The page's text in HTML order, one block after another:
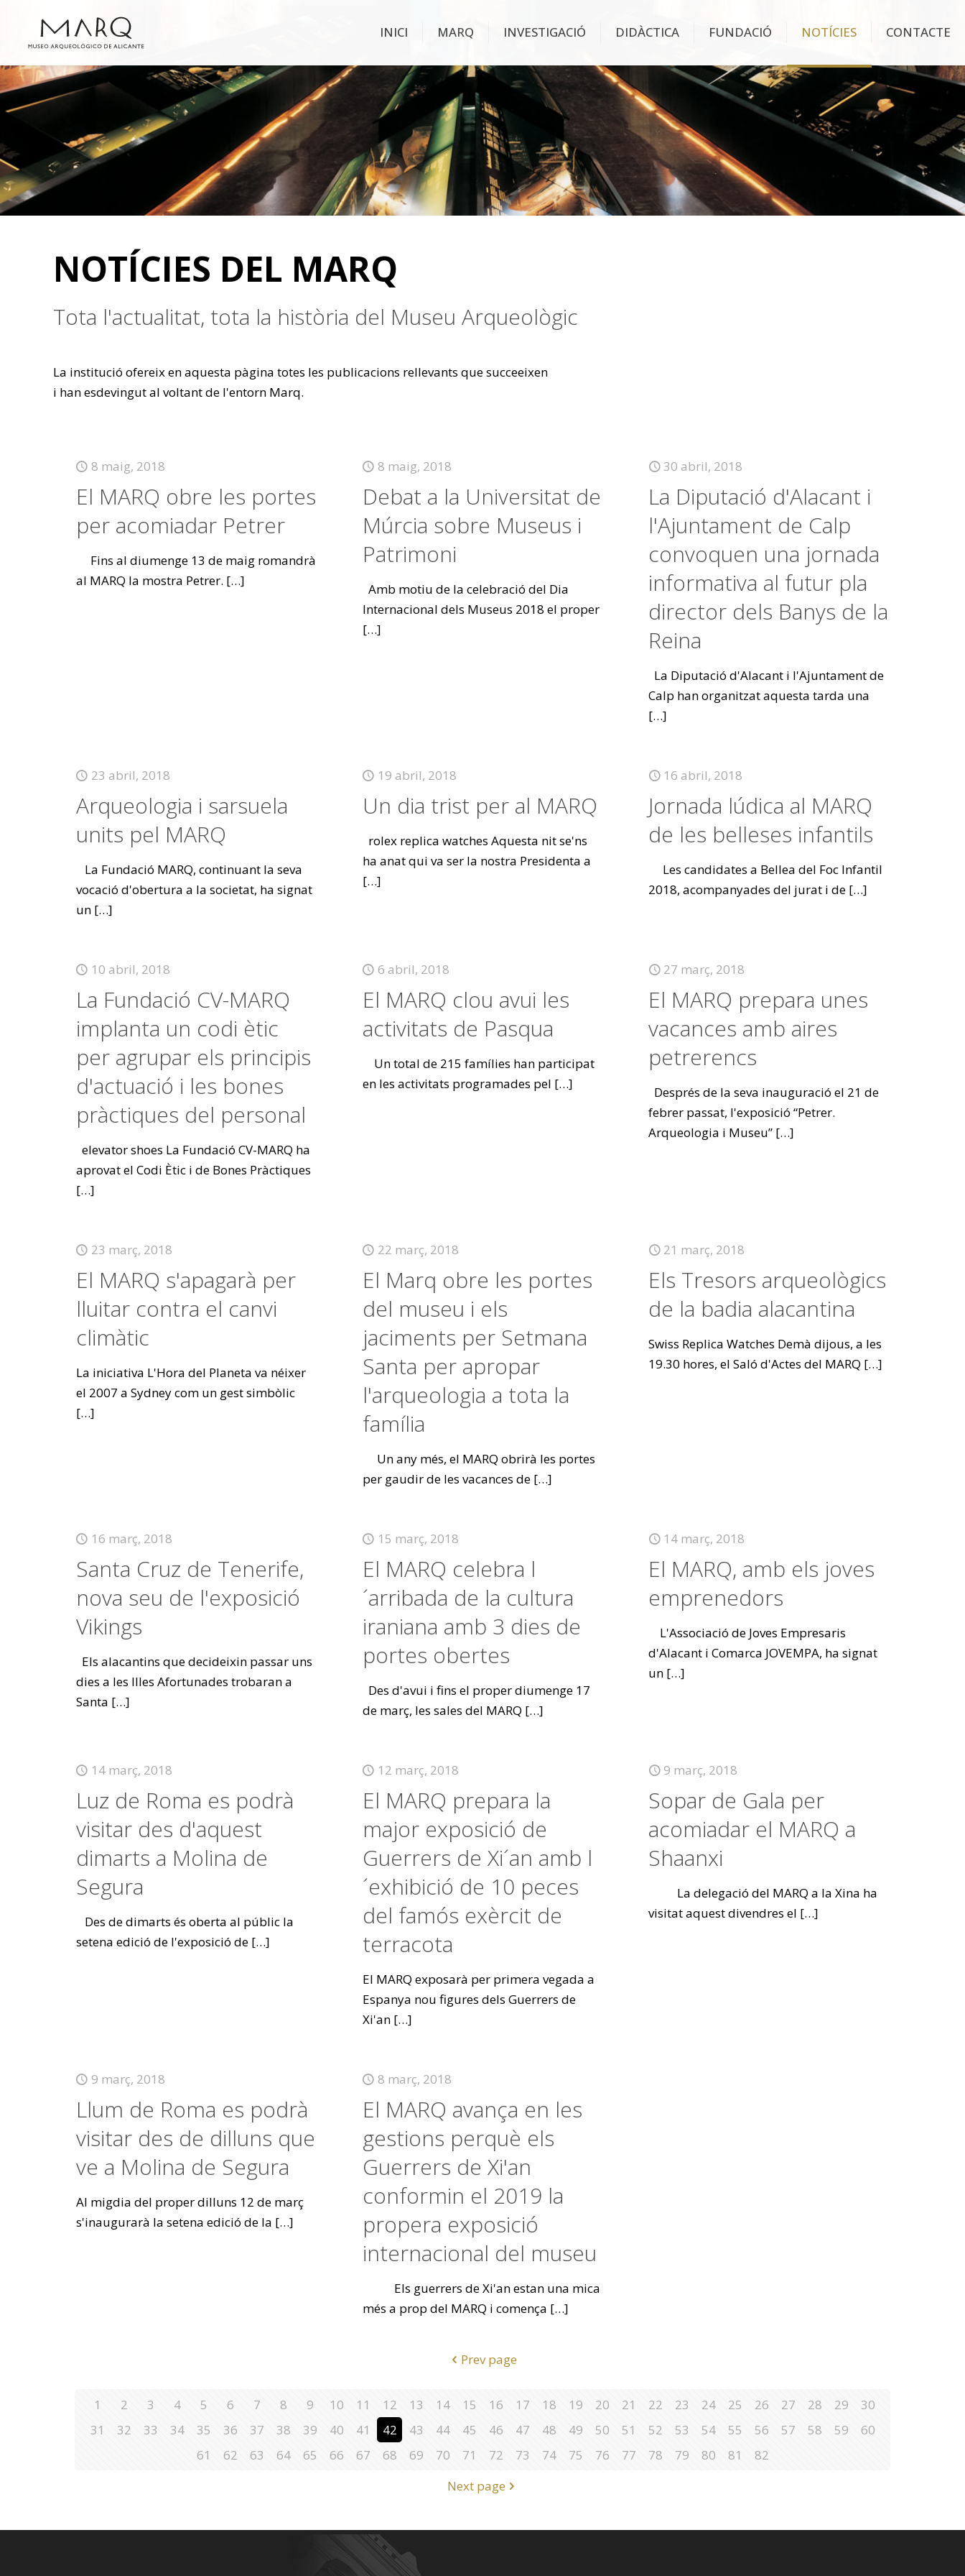
INICI MARQ INVESTIGACIÓ DIDÀCTICA FUNDACIÓ NOTÍCIES CONTACTE
NOTÍCIES DEL MARQ
Tota l'actualitat, tota la història del Museu Arqueològic
La institució ofereix en aquesta pàgina totes les publicacions rellevants que succeeixen
i han esdevingut al voltant de l'entorn Marq.
8 maig, 2018
El MARQ obre les portes
per acomiadar Petrer
Fins al diumenge 13 de maig romandrà
al MARQ la mostra Petrer. […]
8 maig, 2018
Debat a la Universitat de
Múrcia sobre Museus i
Patrimoni
Amb motiu de la celebració del Dia
Internacional dels Museus 2018 el proper
[…]
30 abril, 2018
La Diputació d'Alacant i
l'Ajuntament de Calp
convoquen una jornada
informativa al futur pla
director dels Banys de la
Reina
La Diputació d'Alacant i l'Ajuntament de
Calp han organitzat aquesta tarda una
[…]
23 abril, 2018
Arqueologia i sarsuela
units pel MARQ
La Fundació MARQ, continuant la seva
vocació d'obertura a la societat, ha signat
un[…]
19 abril, 2018
Un dia trist per al MARQ
rolex replica watches Aquesta nit se'ns
ha anat qui va ser la nostra Presidenta a
[…]
16 abril, 2018
Jornada lúdica al MARQ
de les belleses infantils
Les candidates a Bellea del Foc Infantil
2018, acompanyades del jurat i de […]
10 abril, 2018
La Fundació CV-MARQ
implanta un codi ètic
per agrupar els principis
d'actuació i les bones
pràctiques del personal
elevator shoes La Fundació CV-MARQ ha
aprovat el Codi Ètic i de Bones Pràctiques
[…]
6 abril, 2018
El MARQ clou avui les
activitats de Pasqua
Un total de 215 famílies han participat
en les activitats programades pel […]
27 març, 2018
El MARQ prepara unes
vacances amb aires
petrerencs
Després de la seva inauguració el 21 de
febrer passat, l'exposició “Petrer.
Arqueologia i Museu” […]
23 març, 2018
El MARQ s'apagarà per
lluitar contra el canvi
climàtic
La iniciativa L'Hora del Planeta va néixer
el 2007 a Sydney com un gest simbòlic
[…]
22 març, 2018
El Marq obre les portes
del museu i els
jaciments per Setmana
Santa per apropar
l'arqueologia a tota la
família
Un any més, el MARQ obrirà les portes
per gaudir de les vacances de[…]
21 març, 2018
Els Tresors arqueològics
de la badia alacantina
Swiss Replica Watches Demà dijous, a les
19.30 hores, el Saló d'Actes del MARQ […]
16 març, 2018
Santa Cruz de Tenerife,
nova seu de l'exposició
Vikings
Els alacantins que decideixin passar uns
dies a les Illes Afortunades trobaran a
Santa […]
15 març, 2018
El MARQ celebra l
´arribada de la cultura
iraniana amb 3 dies de
portes obertes
Des d'avui i fins el proper diumenge 17
de març, les sales del MARQ […]
14 març, 2018
El MARQ, amb els joves
emprenedors
L'Associació de Joves Empresaris
d'Alacant i Comarca JOVEMPA, ha signat
un […]
14 març, 2018
Luz de Roma es podrà
visitar des d'aquest
dimarts a Molina de
Segura
Des de dimarts és oberta al públic la
setena edició de l'exposició de[…]
12 març, 2018
El MARQ prepara la
major exposició de
Guerrers de Xi´an amb l
´exhibició de 10 peces
del famós exèrcit de
terracota
El MARQ exposarà per primera vegada a
Espanya nou figures dels Guerrers de
Xi'an[…]
9 març, 2018
Sopar de Gala per
acomiadar el MARQ a
Shaanxi
La delegació del MARQ a la Xina ha
visitat aquest divendres el […]
9 març, 2018
Llum de Roma es podrà
visitar des de dilluns que
ve a Molina de Segura
Al migdia del proper dilluns 12 de març
s'inaugurarà la setena edició de la […]
8 març, 2018
El MARQ avança en les
gestions perquè els
Guerrers de Xi'an
conformin el 2019 la
propera exposició
internacional del museu
Els guerrers de Xi'an estan una mica
més a prop del MARQ i comença […]
Prev page
1 2 3 4 5 6 7 8 9 10 11 12 13 14 15 16 17 18 19 20 21 22 23 24 25 26 27 28 29
30
31
32 33 34 35 36 37 38 39 40 41 42 43 44 45 46 47 48 49 50 51 52 53 54 55 56 57 58 59
60
61
62 63 64 65 66 67 68 69 70 71 72 73 74 75 76 77 78 79 80 81
82
Next page